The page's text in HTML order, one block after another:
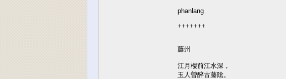
phanlang
+++++++
藤州
江月樓前江水深，
玉人曽醉古藤隂。